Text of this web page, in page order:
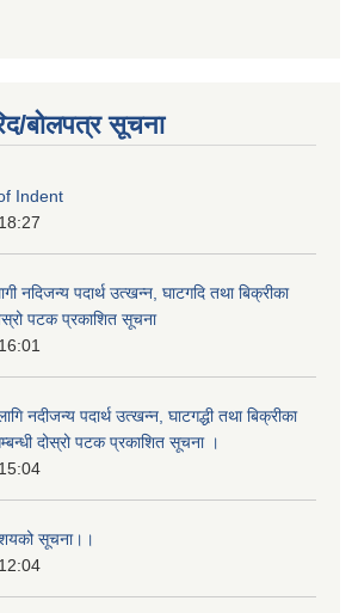
बोलपत्र सूचना
Indent
नदिजन्य पदार्थ उत्खन्न, घाटगदि तथा बिक्रीका
पटक प्रकाशित सूचना
नदीजन्य पदार्थ उत्खन्न, घाटगद्धी तथा बिक्रीका
दोस्रो पटक प्रकाशित सूचना ।
सूचना।।